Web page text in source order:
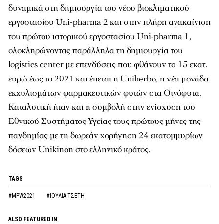
δυναμικά στη δημιουργία του νέου βιοκλιματικού
εργοστασίου Uni-pharma 2 και στην πλήρη ανακαίνιση
του πρώτου ιστορικού εργοστασίου Uni-pharma 1,
ολοκληρώνοντας παράλληλα τη δημιουργία του
logistics center με επενδύσεις που φθάνουν τα 15 εκατ.
ευρώ έως το 2021 και έπεται η Uniherbo, η νέα μονάδα
εκχυλισμάτων φαρμακευτικών φυτών στα Οινόφυτα.
Καταλυτική ήταν και η συμβολή στην ενίσχυση του
Εθνικού Συστήματος Υγείας τους πρώτους μήνες της
πανδημίας με τη δωρεάν χορήγηση 24 εκατομμυρίων
δόσεων Unikinon στο ελληνικό κράτος.
TAGS
#MPW2021 #ΙΟΥΛΙΑ ΤΣΕΤΗ
ALSO FEATURED IN